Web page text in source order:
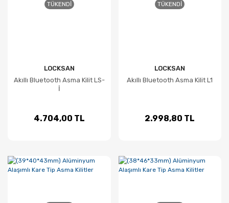
TÜKENDI
LOCKSAN
Akıllı Bluetooth Asma Kilit LS-
İ
4.704,00 TL
TÜKENDI
LOCKSAN
Akıllı Bluetooth Asma Kilit L1
2.998,80 TL